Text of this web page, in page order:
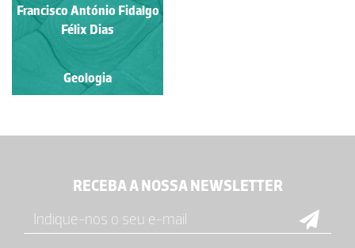
Francisco António Fidalgo
Félix Dias
Geologia
RECEBA A NOSSA NEWSLETTER